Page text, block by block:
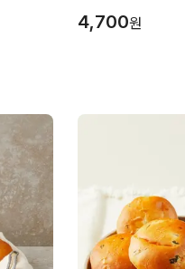
4,700원